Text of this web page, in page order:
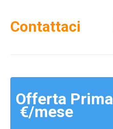
Contattaci
Offerta
€/mese